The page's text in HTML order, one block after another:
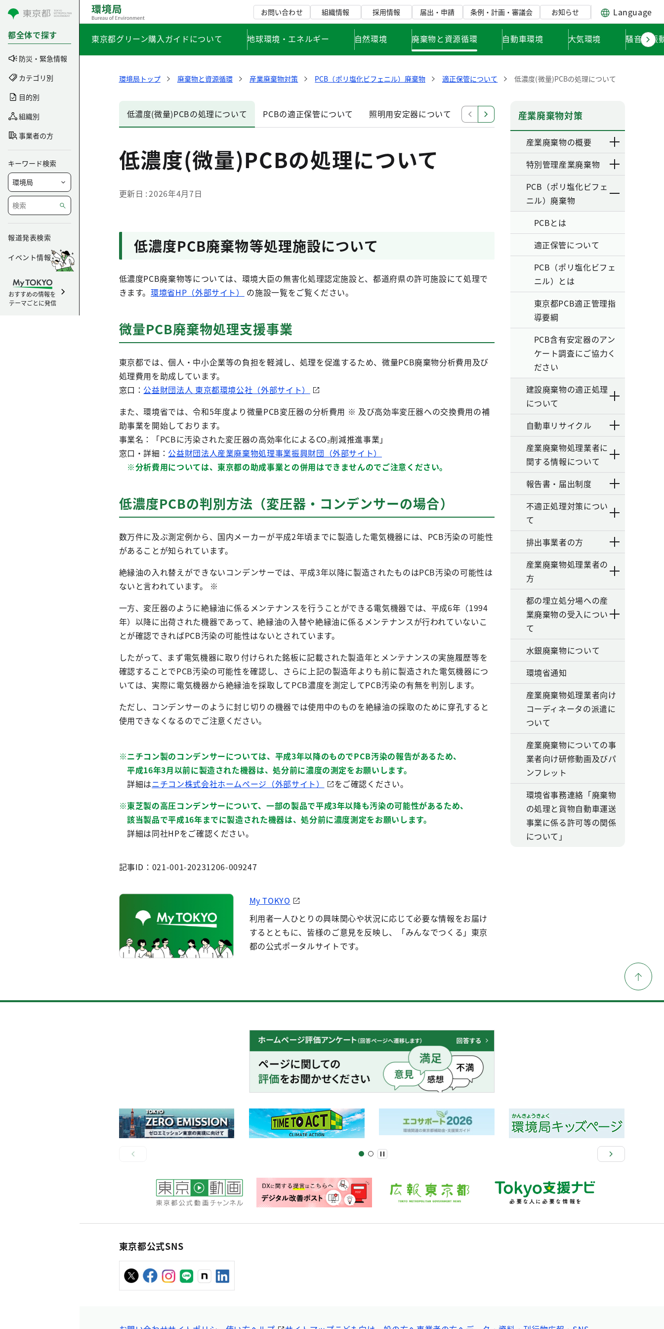
コンテンツにスキップ
都全体で探す
防災・緊急情報
カテゴリ別
目的別
組織別
事業者の方
キーワード検索
報道発表検索
イベント情報
おすすめの情報を
テーマごとに発信
お問い合わせ 組織情報 採用情報 届出・申請 条例・計画・審議会 お知らせ Language
東京都グリーン購入ガイドについて 地球環境・エネルギー 自然環境 廃棄物と資源循環 自動車環境 大気環境 騒音・振
環境局トップ 廃棄物と資源循環 産業廃棄物対策 PCB（ポリ塩化ビフェニル）廃棄物 適正保管について 低濃度(微量)PCBの処理について
低濃度(微量)PCBの処理について PCBの適正保管について 照明用安定器について 都内におけるPCB廃棄物等の保管・使用・処理状況
低濃度(微量)PCBの処理について
更新日 2026年4月7日
低濃度PCB廃棄物等処理施設について
低濃度PCB廃棄物等については、環境大臣の無害化処理認定施設と、都道府県の許可施設にて処理で
きます。環境省HP（外部サイト） の施設一覧をご覧ください。
微量PCB廃棄物処理支援事業
東京都では、個人・中小企業等の負担を軽減し、処理を促進するため、微量PCB廃棄物分析費用及び
処理費用を助成しています。
窓口： 公益財団法人 東京都環境公社（外部サイト）
また、環境省では、令和5年度より微量PCB変圧器の分析費用 ※ 及び高効率変圧器への交換費用の補
助事業を開始しております。
事業名：「PCBに汚染された変圧器の高効率化によるCO₂削減推進事業」
窓口・詳細： 公益財団法人産業廃棄物処理事業振興財団（外部サイト）
※分析費用については、東京都の助成事業との併用はできませんのでご注意ください。
低濃度PCBの判別方法（変圧器・コンデンサーの場合）
数万件に及ぶ測定例から、国内メーカーが平成2年頃までに製造した電気機器には、PCB汚染の可能性
があることが知られています。
絶縁油の入れ替えができないコンデンサーでは、平成3年以降に製造されたものはPCB汚染の可能性は
ないと言われています。
※
一方、変圧器のように絶縁油に係るメンテナンスを行うことができる電気機器では、平成6年（1994
年）以降に出荷された機器であって、絶縁油の入替や絶縁油に係るメンテナンスが行われていないこ
とが確認できればPCB汚染の可能性はないとされています。
したがって、まず電気機器に取り付けられた銘板に記載された製造年とメンテナンスの実施履歴等を
確認することでPCB汚染の可能性を確認し、さらに上記の製造年よりも前に製造された電気機器につ
いては、実際に電気機器から絶縁油を採取してPCB濃度を測定してPCB汚染の有無を判別します。
ただし、コンデンサーのように封じ切りの機器では使用中のものを絶縁油の採取のために穿孔すると
使用できなくなるのでご注意ください。
※ニチコン製のコンデンサーについては、平成3年以降のものでPCB汚染の報告があるため、
平成16年3月以前に製造された機器は、処分前に濃度の測定をお願いします。
詳細はニチコン株式会社ホームページ（外部サイト）
をご確認ください。
※東芝製の高圧コンデンサーについて、一部の製品で平成3年以降も汚染の可能性があるため、
該当製品で平成16年までに製造された機器は、処分前に濃度測定をお願いします。
詳細は同社HPをご確認ください。
記事ID：021-001-20231206-009247
My TOKYO
利用者一人ひとりの興味関心や状況に応じて必要な情報をお届け
するとともに、皆様のご意見を反映し、「みんなでつくる」東京
都の公式ポータルサイトです。
産業廃棄物対策
産業廃棄物の概要
特別管理産業廃棄物
PCB（ポリ塩化ビフェ
ニル）廃棄物
PCBとは
適正保管について
PCB（ポリ塩化ビフェ
ニル）とは
東京都PCB適正管理指
導要綱
PCB含有安定器のアン
ケート調査にご協力く
ださい
建設廃棄物の適正処理
について
自動車リサイクル
産業廃棄物処理業者に
関する情報について
報告書・届出制度
不適正処理対策につい
て
排出事業者の方
産業廃棄物処理業者の
方
都の埋立処分場への産
業廃棄物の受入につい
て
水銀廃棄物について
環境省通知
産業廃棄物処理業者向け
コーディネータの派遣に
ついて
産業廃棄物についての事
業者向け研修動画及びパ
ンフレット
環境省事務連絡「廃棄物
の処理と貨物自動車運送
事業に係る許可等の関係
について」
東京都公式SNS